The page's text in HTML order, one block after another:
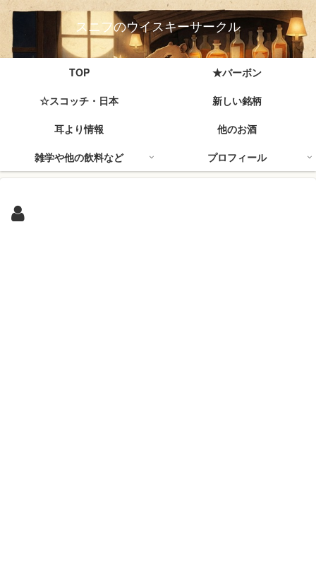
スニフのウイスキーサークル
TOP
★バーボン
☆スコッチ・日本
新しい銘柄
耳より情報
他のお酒
雑学や他の飲料など
プロフィール